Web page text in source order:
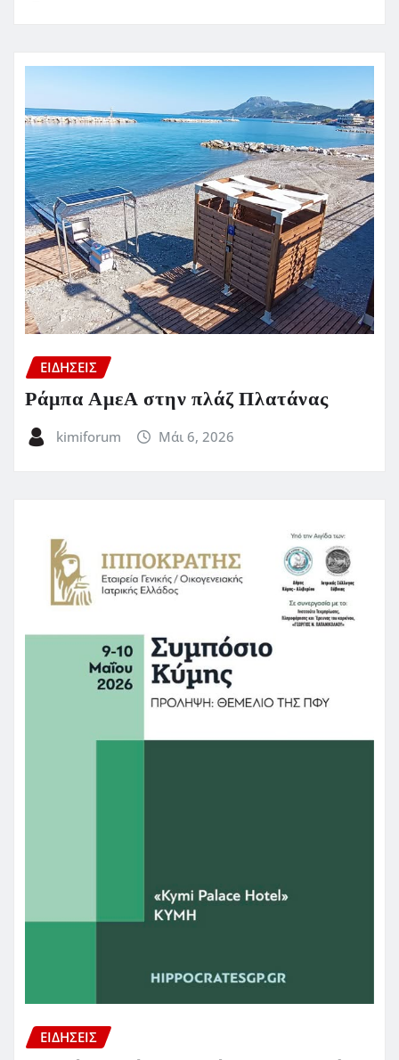
ΕΙΔΗΣΕΙΣ
Ράμπα ΑμεΑ στην πλάζ Πλατάνας
kimiforum Μάι 6, 2026
ΕΙΔΗΣΕΙΣ